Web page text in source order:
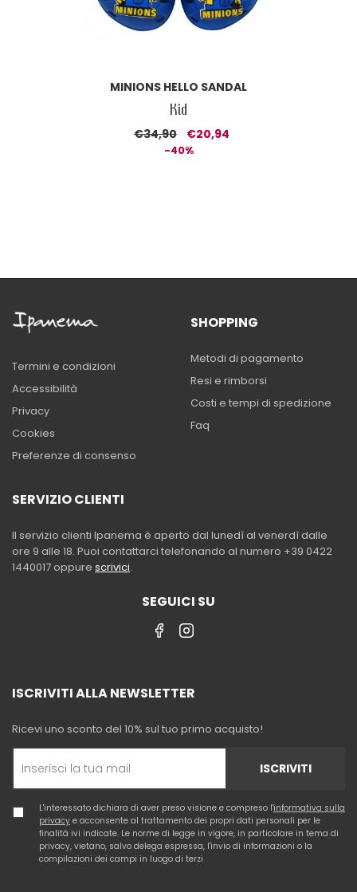
MINIONS HELLO SANDAL
Kid
€34,90 €20,94
-40%
Termini e condizioni
Accessibilità
Privacy
Cookies
Preferenze di consenso
SHOPPING
Metodi di pagamento
Resi e rimborsi
Costi e tempi di spedizione
Faq
SERVIZIO CLIENTI
Il servizio clienti Ipanema è aperto dal lunedì al venerdì dalle
ore 9 alle 18. Puoi contattarci telefonando al numero +39 0422
1440017 oppure scrivici.
SEGUICI SU
ISCRIVITI ALLA NEWSLETTER
Ricevi uno sconto del 10% sul tuo primo acquisto!
ISCRIVITI
L'interessato dichiara di aver preso visione e compreso l'informativa sulla
privacy e acconsente al trattamento dei propri dati personali per le
finalità ivi indicate. Le norme di legge in vigore, in particolare in tema di
privacy, vietano, salvo delega espressa, l'invio di informazioni o la
compilazioni dei campi in luogo di terzi